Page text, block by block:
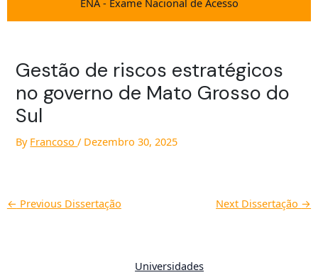
Gestão de riscos estratégicos
no governo de Mato Grosso do
Sul
By Francoso/ Dezembro 30, 2025
← Previous Dissertação Next Dissertação →
Universidades